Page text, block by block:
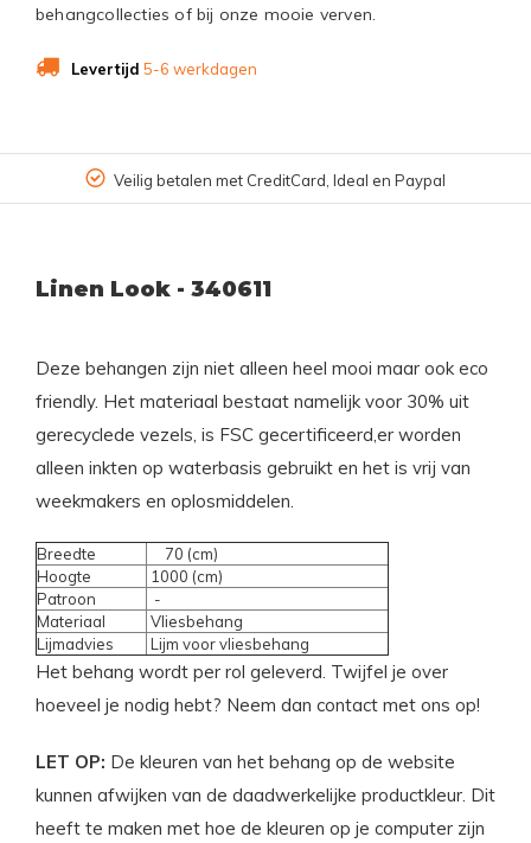
behangcollecties of bij onze mooie verven.
Levertijd 5-6 werkdagen
Veilig betalen met CreditCard, Ideal en Paypal
Linen Look - 340611
Deze behangen zijn niet alleen heel mooi maar ook eco
friendly. Het materiaal bestaat namelijk voor 30% uit
gerecyclede vezels, is FSC gecertificeerd,er worden
alleen inkten op waterbasis gebruikt en het is vrij van
weekmakers en oplosmiddelen.
Breedte
70 (cm)
Hoogte
1000 (cm)
Patroon
-
Materiaal
Vliesbehang
Lijmadvies
Lijm voor vliesbehang
Het behang wordt per rol geleverd. Twijfel je over
hoeveel je nodig hebt? Neem dan contact met ons op!
LET OP: De kleuren van het behang op de website
kunnen afwijken van de daadwerkelijke productkleur. Dit
heeft te maken met hoe de kleuren op je computer zijn